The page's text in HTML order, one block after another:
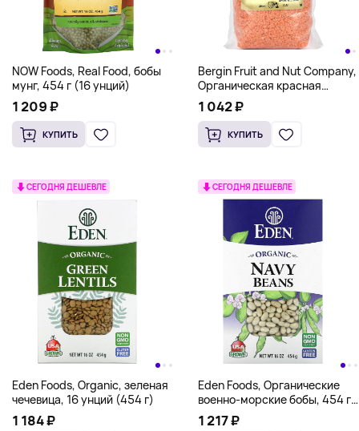
NOW Foods, Real Food, бобы
мунг, 454 г (16 унций)
1 209 ₽
КУПИТЬ
Bergin Fruit and Nut Company,
Органическая красная
чечевица, 539 г (19 унций)
1 042 ₽
КУПИТЬ
СЕГОДНЯ ДЕШЕВЛЕ
Eden Foods, Organic, зеленая
чечевица, 16 унций (454 г)
1 184 ₽
СЕГОДНЯ ДЕШЕВЛЕ
Eden Foods, Органические
военно-морские бобы, 454 г
(16 унций)
1 217 ₽